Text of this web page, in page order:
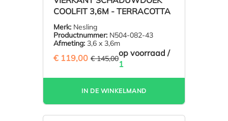
COOLFIT 3,6M - TERRACOTTA
Merk: Nesling
Productnummer: N504-082-43
Afmeting: 3,6 x 3,6m
€ 119,00 € 145,00(17.93% BESPAARD)
op voorraad /
1
IN DE WINKELMAND